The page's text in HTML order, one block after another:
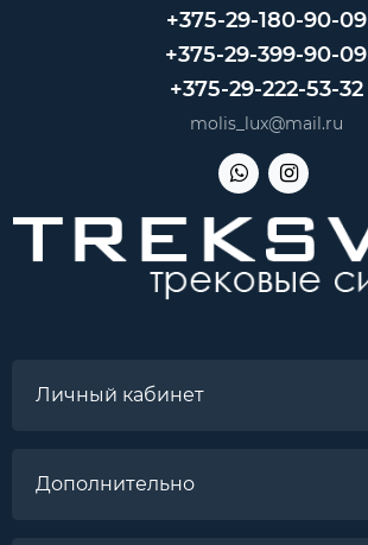
+375-29-180-90-09
+375-29-399-90-09
+375-29-222-53-32
molis_lux@mail.ru
Личный кабинет
Дополнительно